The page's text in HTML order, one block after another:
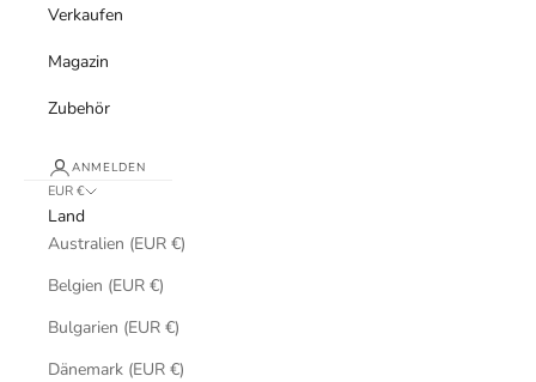
Verkaufen
Magazin
Zubehör
ANMELDEN
EUR €
Land
Australien (EUR €)
Belgien (EUR €)
Bulgarien (EUR €)
Dänemark (EUR €)